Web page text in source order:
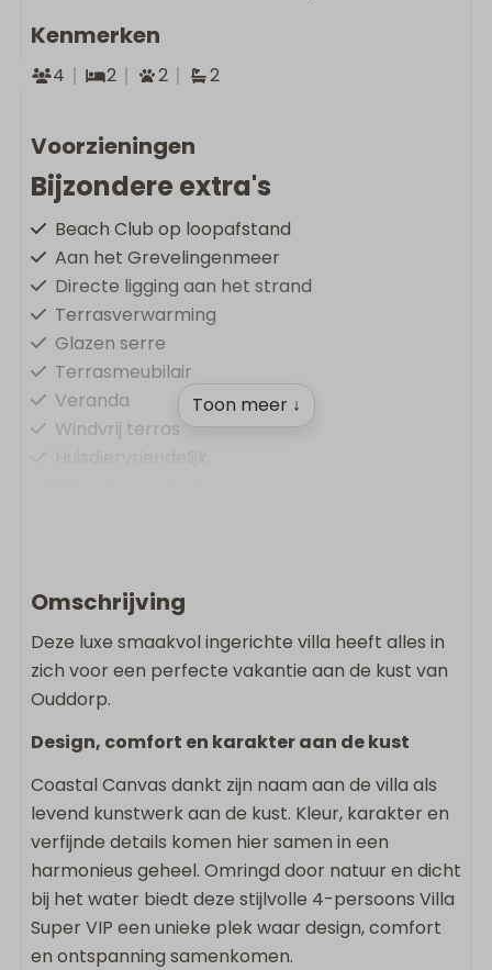
Kenmerken
4 2 2 2
Voorzieningen
Bijzondere extra's
Beach Club op loopafstand
Aan het Grevelingenmeer
Directe ligging aan het strand
Terrasverwarming
Glazen serre
Terrasmeubilair
Veranda
Windvrij terras
Oplaadpunt op vakantiepark
Vloerverwarming
Airconditioning
Gratis Wifi
Rookvrij
Wasmachine
Droger
Wonen & Koken
Bluetooth speaker
Vloeroppervlakte m2: 127
Smart TV
Strijkijzer
Toon meer ↓
Omschrijving
Deze luxe smaakvol ingerichte villa heeft alles in
zich voor een perfecte vakantie aan de kust van
Ouddorp.
Design, comfort en karakter aan de kust
Coastal Canvas dankt zijn naam aan de villa als
levend kunstwerk aan de kust. Kleur, karakter en
verfijnde details komen hier samen in een
harmonieus geheel. Omringd door natuur en dicht
bij het water biedt deze stijlvolle 4-persoons Villa
Super VIP een unieke plek waar design, comfort
en ontspanning samenkomen.